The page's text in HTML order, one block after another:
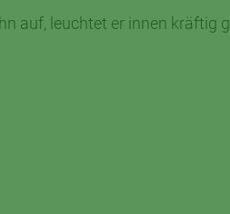
auf, leuchtet er innen kräftig